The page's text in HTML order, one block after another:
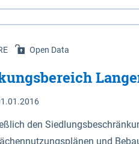
4-1) entlang der Elbe
bis 569 bei
Open Data
den
und